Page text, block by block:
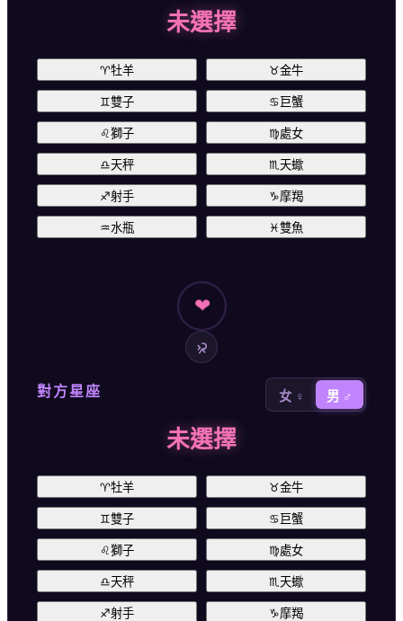
未選擇
♈牡羊 ♉金牛
♊雙子 ♋ 巨蟹
♌獅子 ♍處女
♎天秤 ♏天蠍
♐射手 ♑摩羯
♒水瓶 ♓雙魚
❤
對方星座 女 ♀ 男 ♂
未選擇
♈牡羊 ♉金牛
♊雙子 ♋ 巨蟹
♌獅子 ♍處女
♎天秤 ♏ 天蠍
♐射手 ♑摩羯